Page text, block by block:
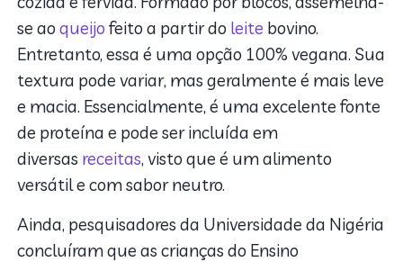
se aoqueijo feito a partir do leite bovino.
Entretanto, essa é uma opção 100% vegana. Sua
textura pode variar, mas geralmente é mais leve
e macia. Essencialmente, é uma excelente fonte
de proteína e pode ser incluída em
diversas receitas, visto que é um alimento
versátil e com sabor neutro.
Ainda, pesquisadores da Universidade da Nigéria
concluíram que as crianças do Ensino